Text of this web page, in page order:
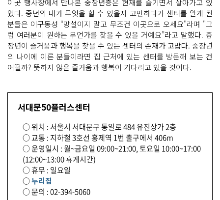
이곳 행사장에서 만나본 중장년층은 현재를 즐기면서 살아가고 있
었다. 중년의 내가 무엇을 할 수 있을지 고민하다가 센터를 알게 된
분들은 이구동성 “망설이지 말고 무조건 이곳으로 오세요"라며 "그
럼 여러분이 원하는 무언가를 찾을 수 있을 거예요”라고 말했다. 중
장년이 즐거움과 행복을 찾을 수 있는 센터의 존재가 고맙다. 중장년
의 나이에 이른 분들이라면 집 근처에 있는 센터를 방문해 보는 건
어떨까? 뜻하지 않은 즐거움과 행복이 기다리고 있을 것이다.
서대문50플러스센터
○ 위치 : 서울시 서대문구 통일로 484 유진상가 2층
○ 교통 : 지하철 3호선 홍제역 1번 출구에서 406m
○ 운영일시 : 월~금요일 09:00~21:00, 토요일 10:00~17:00
(12:00~13:00 휴게시간)
○ 휴무 : 일요일
○누리집
○ 문의 : 02-394-5060